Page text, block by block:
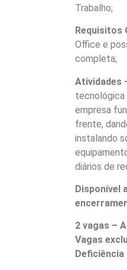
Trabalho;
Requisitos
Office e
completa;
Atividades
tecnológica
empresa
frente,
instalando
diários de
Disponível
2 vagas –
Vagas
Deficiência